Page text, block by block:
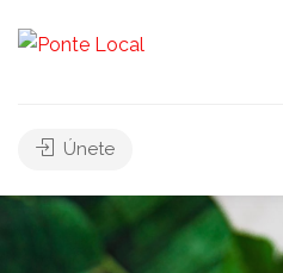
Únete